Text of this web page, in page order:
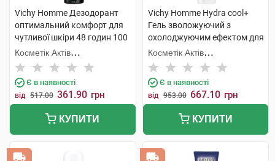
Vichy Homme Дезодорант
оптимальний комфорт для
чутливої шкіри 48 годин 100
мл 1 флакон
Косметік Актів
Інтернаціональ
Є в наявності
від 517.00 361.90 грн
КУПИТИ
Vichy Homme Hydra cool+
Гель зволожуючий з
охолоджуючим ефектом для
обличчя та контуру очей 50
мл 1 туба
Косметік Актів
Інтернаціональ
Є в наявності
від 953.00 667.10 грн
КУПИТИ